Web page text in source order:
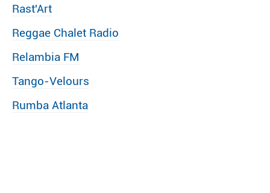
Rast′Art
Reggae Chalet Radio
Relambia FM
Tango-Velours
Rumba Atlanta